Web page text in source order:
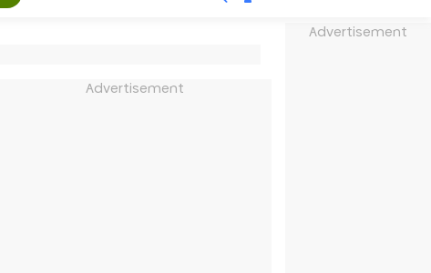
Advertisement
Advertisement